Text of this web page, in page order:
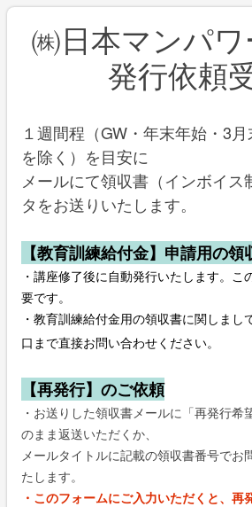
㈱日本マンパ
発行依頼
１週間程（GW・年末年始・3
を除く）を目安に
メールにて領収書（インボイス
タをお送りいたします。
【教育訓練給付金】申請用の領
・講座修了後に自動発行いたします。こ
要です。
・教育訓練給付金用の領収書に関しまし
口まで直接お問い合わせください。
【再発行】のご依頼
・お送りした領収書メールに「再発行希
のまま返送いただくか、
メールタイトルに記載の領収書番号でお
たします。
・このフォームにご入力いただくと、再